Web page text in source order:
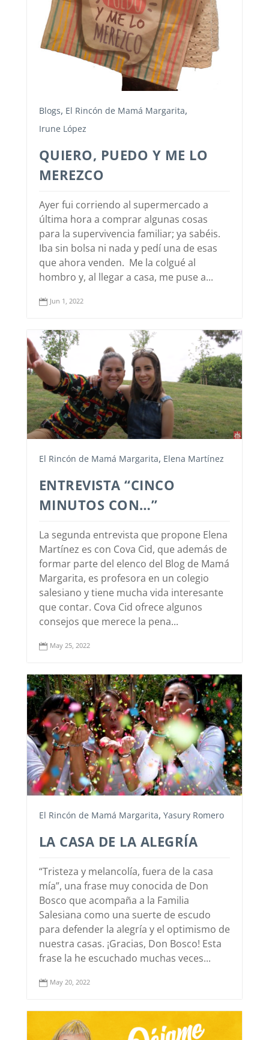
Blogs, El Rincón de Mamá Margarita,
Irune López
QUIERO, PUEDO Y ME LO
MEREZCO
Ayer fui corriendo al supermercado a
última hora a comprar algunas cosas
para la supervivencia familiar; ya sabéis.
Iba sin bolsa ni nada y pedí una de esas
que ahora venden. Me la colgué al
hombro y, al llegar a casa, me puse a...
 Jun 1, 2022
El Rincón de Mamá Margarita, Elena Martínez
ENTREVISTA “CINCO
MINUTOS CON…”
La segunda entrevista que propone Elena
Martínez es con Cova Cid, que además de
formar parte del elenco del Blog de Mamá
Margarita, es profesora en un colegio
salesiano y tiene mucha vida interesante
que contar. Cova Cid ofrece algunos
consejos que merece la pena...
 May 25, 2022
El Rincón de Mamá Margarita, Yasury Romero
LA CASA DE LA ALEGRÍA
“Tristeza y melancolía, fuera de la casa
mía”, una frase muy conocida de Don
Bosco que acompaña a la Familia
Salesiana como una suerte de escudo
para defender la alegría y el optimismo de
nuestra casas. ¡Gracias, Don Bosco! Esta
frase la he escuchado muchas veces...
 May 20, 2022